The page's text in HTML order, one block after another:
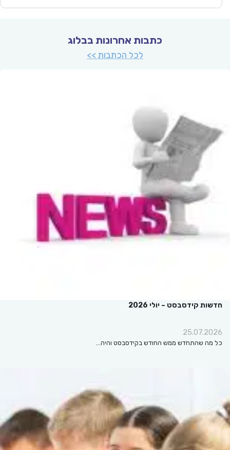
כתבות אחרונות בבלוג
לכל הכתבות >>
חדשות קידסבסט – יולי 2026
25.07.2026
כל מה שהתחדש ממש החודש בקידסבסט והיה…